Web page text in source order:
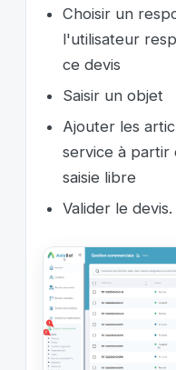
Choisir un
l'utilisateur
ce devis
Saisir un objet
Ajouter les
service à partir
saisie libre
Valider le devis.